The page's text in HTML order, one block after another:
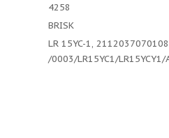
4258
BRISK
LR 15YC-1,
/0003/LR15YC1/